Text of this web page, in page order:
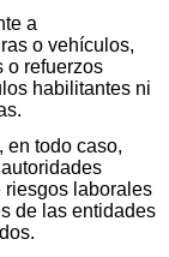
a
o vehículos,
o refuerzos
habilitantes ni
en todo caso,
riesgos laborales
de las entidades